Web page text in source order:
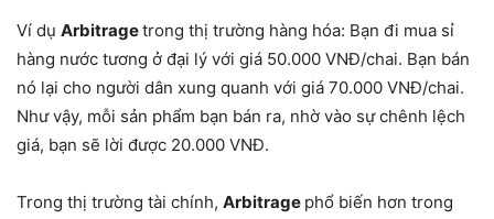
Ví dụ Arbitragetrong thị trường hàng hóa: Bạn đi mua sỉ
hàng nước tương ở đại lý với giá 50.000 VNĐ/chai. Bạn bán
nó lại cho người dân xung quanh với giá 70.000 VNĐ/chai.
Như vậy, mỗi sản phẩm bạn bán ra, nhờ vào sự chênh lệch
giá, bạn sẽ lời được 20.000 VNĐ.
Trong thị trường tài chính, Arbitrage phổ biến hơn trong